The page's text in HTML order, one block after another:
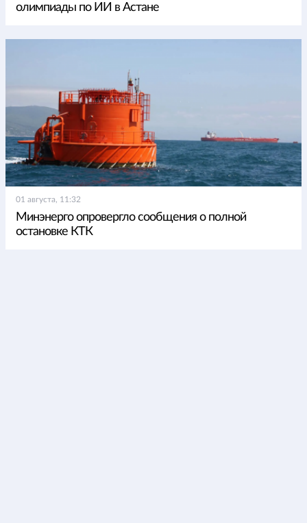
олимпиады по ИИ в Астане
01 августа, 11:32
Минэнерго опровергло сообщения о полной
остановке КТК